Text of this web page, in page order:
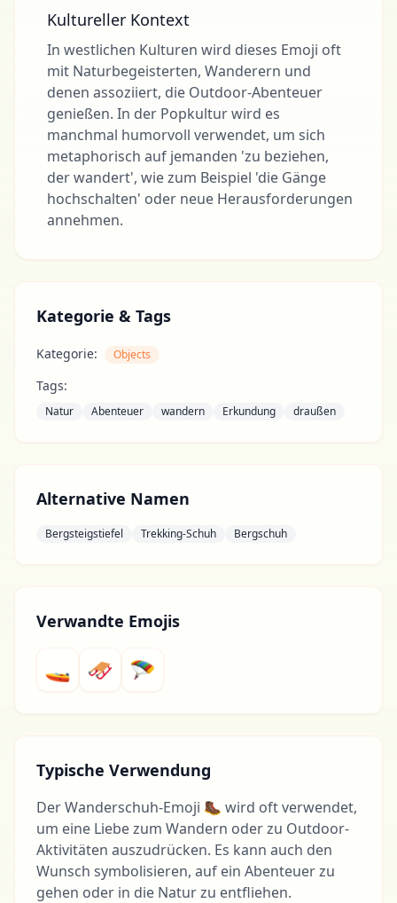
Kultureller Kontext
In westlichen Kulturen wird dieses Emoji oft
mit Naturbegeisterten, Wanderern und
denen assoziiert, die Outdoor-Abenteuer
genießen. In der Popkultur wird es
manchmal humorvoll verwendet, um sich
metaphorisch auf jemanden 'zu beziehen,
der wandert', wie zum Beispiel 'die Gänge
hochschalten' oder neue Herausforderungen
annehmen.
Kategorie & Tags
Kategorie: Objects
Tags:
Natur Abenteuer wandern Erkundung draußen
Alternative Namen
Bergsteigstiefel Trekking-Schuh Bergschuh
Verwandte Emojis
🚤 🛷 🪂
Typische Verwendung
Der Wanderschuh-Emoji 🥾 wird oft verwendet,
um eine Liebe zum Wandern oder zu Outdoor-
Aktivitäten auszudrücken. Es kann auch den
Wunsch symbolisieren, auf ein Abenteuer zu
gehen oder in die Natur zu entfliehen.